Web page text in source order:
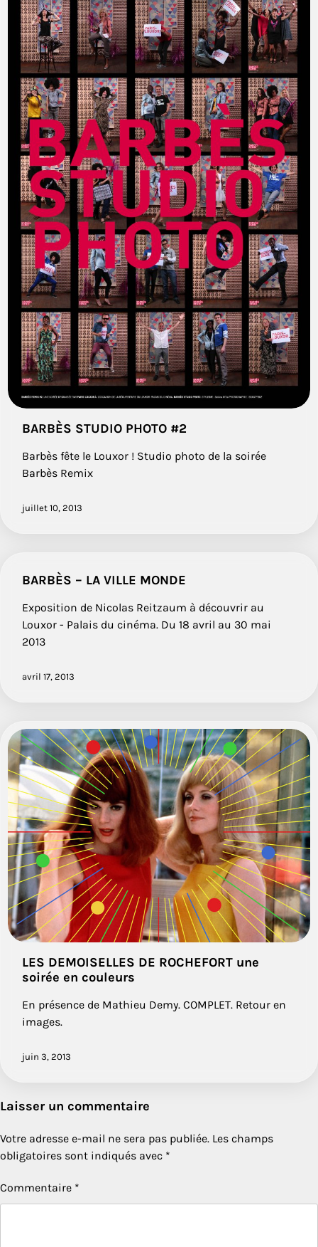
BARBÈS STUDIO PHOTO #2
Barbès fête le Louxor ! Studio photo de la soirée
Barbès Remix
juillet 10, 2013
BARBÈS – LA VILLE MONDE
Exposition de Nicolas Reitzaum à découvrir au
Louxor - Palais du cinéma. Du 18 avril au 30 mai
2013
avril 17, 2013
LES DEMOISELLES DE ROCHEFORT une
soirée en couleurs
En présence de Mathieu Demy. COMPLET. Retour en
images.
juin 3, 2013
Laisser un commentaire
Votre adresse e-mail ne sera pas publiée. Les champs
obligatoires sont indiqués avec *
Commentaire *